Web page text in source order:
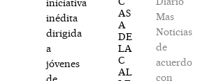
iniciativa
inédita
dirigida
a
jóvenes
AS
A
DE
LA
C
AL
Mas
Noticias
de
acuerdo
con